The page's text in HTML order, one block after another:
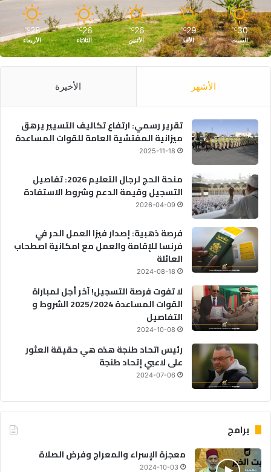
30
℃
السبت
29
℃
الأحد
26
℃
الأثنين
26
℃
الثلاثاء
28
℃
الأربعاء
الأشهر الأخيرة
تقرير رسمي: ارتفاع تكاليف التسيير يرهق
ميزانية المفتشية العامة للقوات المساعدة
2025-11-18
منحة الحج لرجال التعليم 2026: تفاصيل
التسجيل وقيمة الدعم وشروط الاستفادة
2026-04-09
فرصة ذهبية: إصدار فيزا العمل الحر في
فرنسا للإقامة والعمل مع امكانية اصطحاب
العائلة
2024-08-18
لا تفوت فرصة التسجيل! آخر أجل لمباراة
القوات المساعدة 2025/2024 الشروط و
التفاصيل
2024-10-08
رئيس اتحاد طنجة هذه هي حقيقة العثور
على لاعبي إتحاد طنجة
2024-07-06
برامج
معجزة الإسراء والمعراج وفرض الصلاة
2024-10-03